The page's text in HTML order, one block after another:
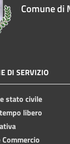
Comune di
DI SERVIZIO
stato civile
libero